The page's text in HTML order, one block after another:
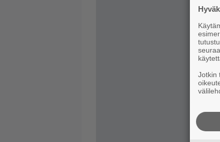
Jotkin